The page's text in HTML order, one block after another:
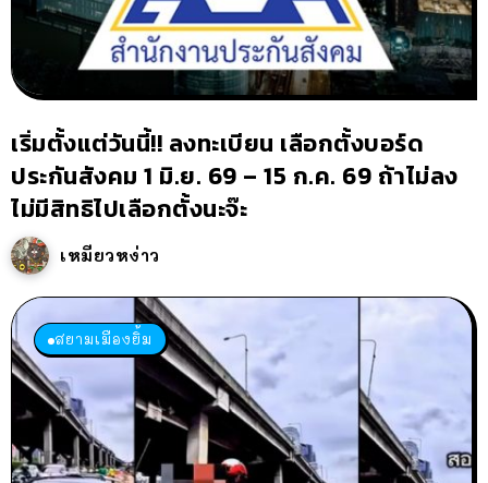
เริ่มตั้งแต่วันนี้!! ลงทะเบียน เลือกตั้งบอร์ด
ประกันสังคม 1 มิ.ย. 69 – 15 ก.ค. 69 ถ้าไม่ลง
ไม่มีสิทธิไปเลือกตั้งนะจ๊ะ
เหมียวหง่าว
สยามเมืองยิ้ม